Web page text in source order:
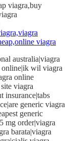
viagra,buy
viagra
australia|viagra
online|ik wil viagra
online
viagra
insurance|tabs
generic viagra
generic
mg order|viagra
barata|viagra